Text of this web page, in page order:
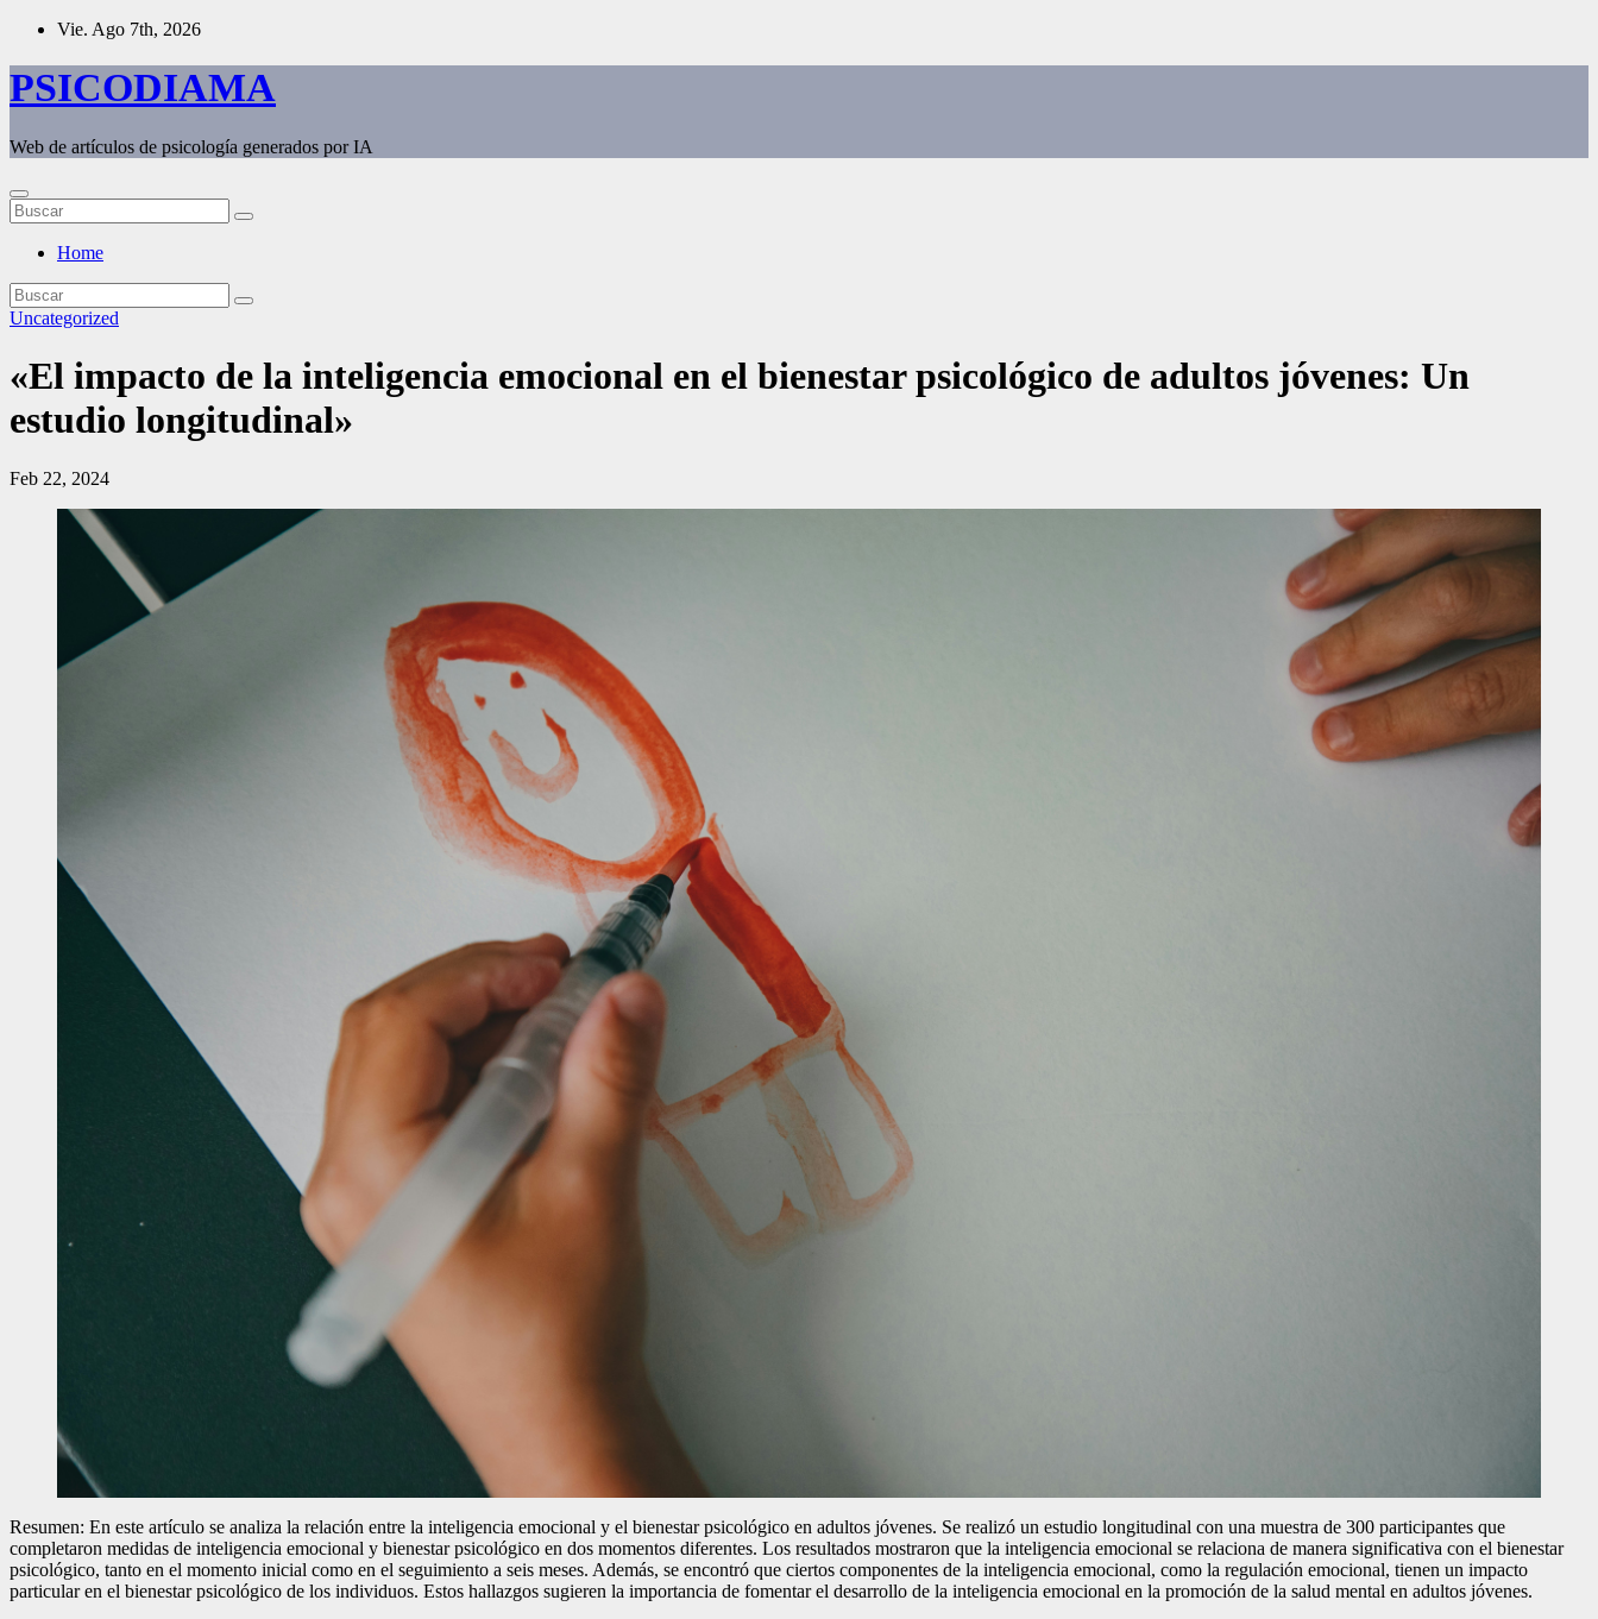
Saltar
contenido
Vie. Ago 7th, 2026
PSICODIAMA
Web de artículos de psicología generados por IA
Home
Uncategorized
«El impacto de la inteligencia emocional en el bienestar psicológico de adultos jóvenes: Un
estudio longitudinal»
Feb 22, 2024
Resumen: En este artículo se analiza la relación entre la inteligencia emocional y el bienestar psicológico en adultos jóvenes. Se realizó un estudio longitudinal con una muestra de 300 participantes que
completaron medidas de inteligencia emocional y bienestar psicológico en dos momentos diferentes. Los resultados mostraron que la inteligencia emocional se relaciona de manera significativa con el bienestar
psicológico, tanto en el momento inicial como en el seguimiento a seis meses. Además, se encontró que ciertos componentes de la inteligencia emocional, como la regulación emocional, tienen un impacto
particular en el bienestar psicológico de los individuos. Estos hallazgos sugieren la importancia de fomentar el desarrollo de la inteligencia emocional en la promoción de la salud mental en adultos jóvenes.